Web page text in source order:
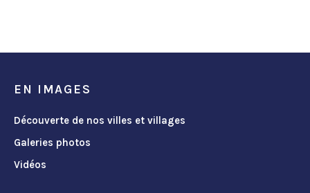
EN IMAGES
Découverte de nos villes et villages
Galeries photos
Vidéos